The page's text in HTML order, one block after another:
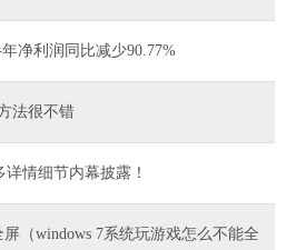
净利润同比减少90.77%
法很不错
情细节内幕披露！
（windows 7系统玩游戏怎么不能全